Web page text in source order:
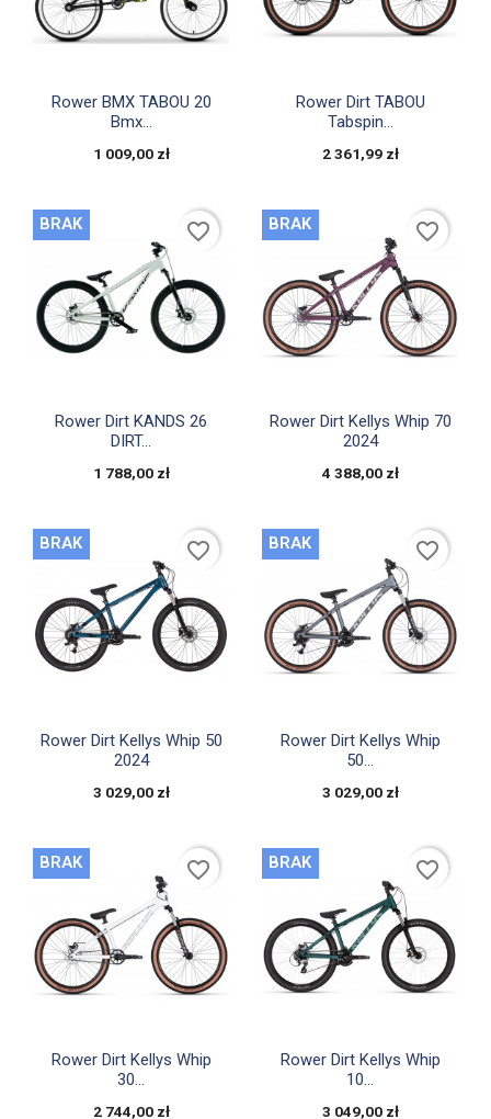
Szybki podgląd
Rower BMX TABOU 20
Bmx...
1 009,00 zł
Szybki podgląd
Rower Dirt TABOU
Tabspin...
2 361,99 zł
Szybki podgląd
Rower Dirt KANDS 26
DIRT...
1 788,00 zł
BRAK favorite_border
 Szybki podgląd
Rower Dirt Kellys Whip 70
2024
4 388,00 zł
BRAK favorite_border
 Szybki podgląd
Rower Dirt Kellys Whip 50
2024
3 029,00 zł
BRAK favorite_border
Szybki podgląd
Rower Dirt Kellys Whip
50...
3 029,00 zł
BRAK favorite_border
Szybki podgląd
Rower Dirt Kellys Whip
30...
2 744,00 zł
BRAK favorite_border
Szybki podgląd
Rower Dirt Kellys Whip
10...
3 049,00 zł
BRAK favorite_border